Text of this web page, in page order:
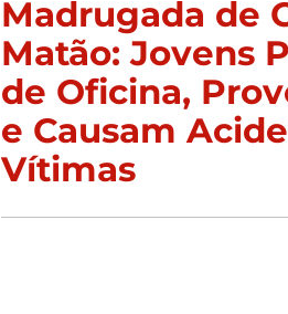
Madrugada de
Matão: Jovens
de Oficina,
e Causam
Vítimas